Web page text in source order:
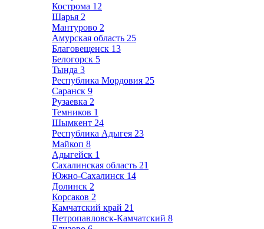
Кострома 12
Шарья 2
Мантурово 2
Амурская область 25
Благовещенск 13
Белогорск 5
Тында 3
Республика Мордовия 25
Саранск 9
Рузаевка 2
Темников 1
Шымкент 24
Республика Адыгея 23
Майкоп 8
Адыгейск 1
Сахалинская область 21
Южно-Сахалинск 14
Долинск 2
Корсаков 2
Камчатский край 21
Петропавловск-Камчатский 8